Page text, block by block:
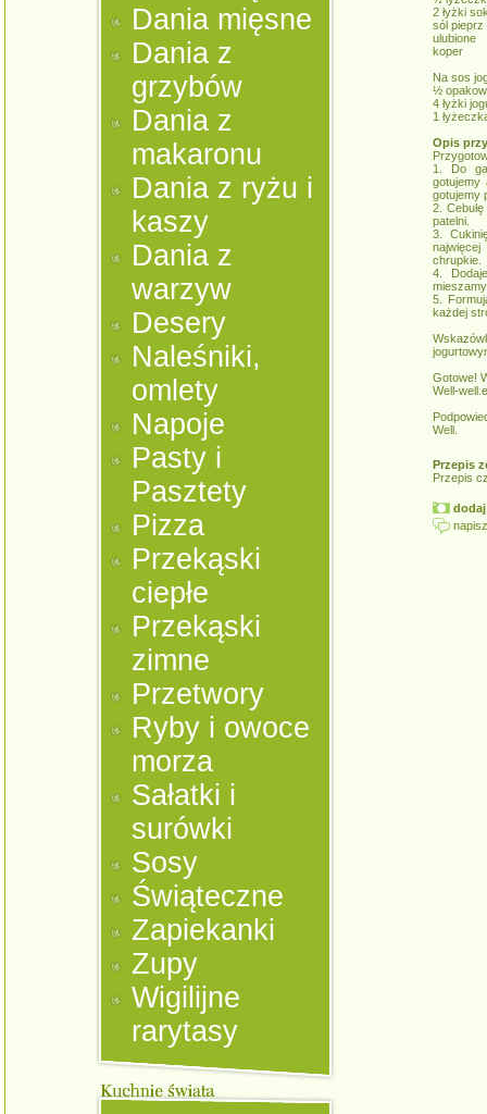
Dania mięsne
Dania z
grzybów
Dania z
makaronu
Dania z ryżu i
kaszy
Dania z
warzyw
Desery
Naleśniki,
omlety
Napoje
Pasty i
Pasztety
Pizza
Przekąski
ciepłe
Przekąski
zimne
Przetwory
Ryby i owoce
morza
Sałatki i
surówki
Sosy
Świąteczne
Zapiekanki
Zupy
Wigilijne
rarytasy
2 łyżki
sól pieprz
ulubione
koper
Na sos
½
4 łyżki
1
Opis
1. Do
gotujemy
gotujemy
2.
patelni.
3.
chrupkie.
4.
mieszamy
5.
każdej
Gotowe!
Well-
Well.
Przepis
Przepis